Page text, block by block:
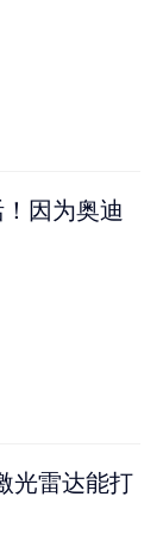
因为奥迪
光雷达能打